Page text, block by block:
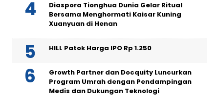
Diaspora Tionghua Dunia Gelar Ritual
Bersama Menghormati Kaisar Kuning
Xuanyuan di Henan
HILL Patok Harga IPO Rp 1.250
Growth Partner dan Docquity Luncurkan
Program Umrah dengan Pendampingan
Medis dan Dukungan Teknologi